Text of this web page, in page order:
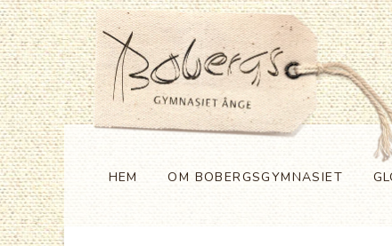
HEM OM BOBERGSGYMNASIET